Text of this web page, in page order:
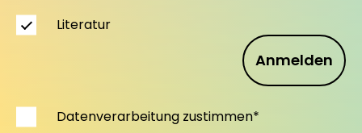
Anmelden
Literatur
Datenverarbeitung zustimmen*